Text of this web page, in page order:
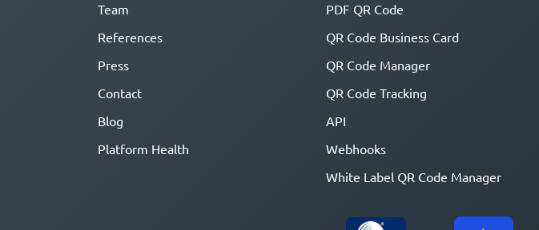
Team
References
Press
Contact
Blog
Platform Health
PDF QR Code
QR Code Business Card
QR Code Manager
QR Code Tracking
API
Webhooks
White Label QR Code Manager